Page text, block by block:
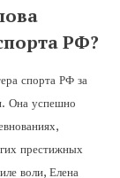
РФ?
спорта РФ за
Она успешно
престижных
воли, Елена